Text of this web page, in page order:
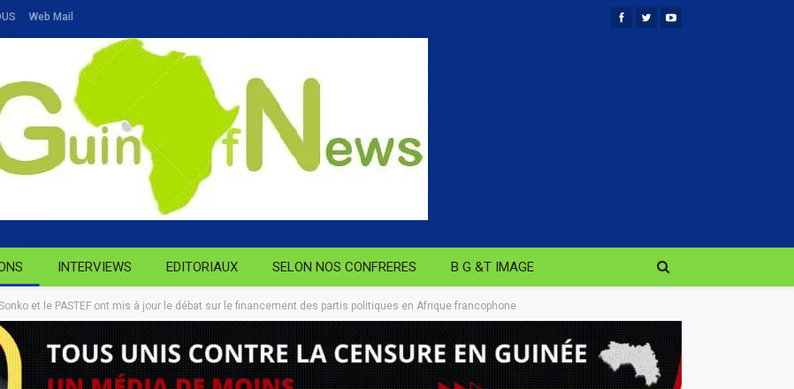
Web Mail
INTERVIEWS EDITORIAUX SELON NOS CONFRERES B G &T IMAGE
et le PASTEF ont mis à jour le débat sur le financement des partis politiques en Afrique francophone